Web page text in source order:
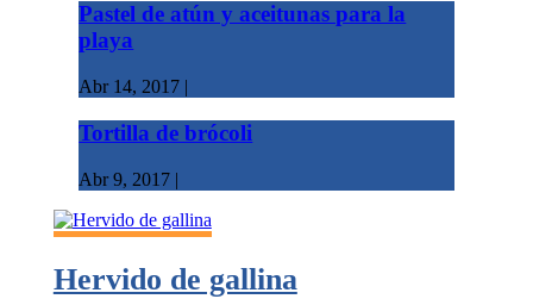
Pastel de atún y aceitunas para la
playa
Abr 14, 2017 |
Tortilla de brócoli
Abr 9, 2017 |
Hervido de gallina